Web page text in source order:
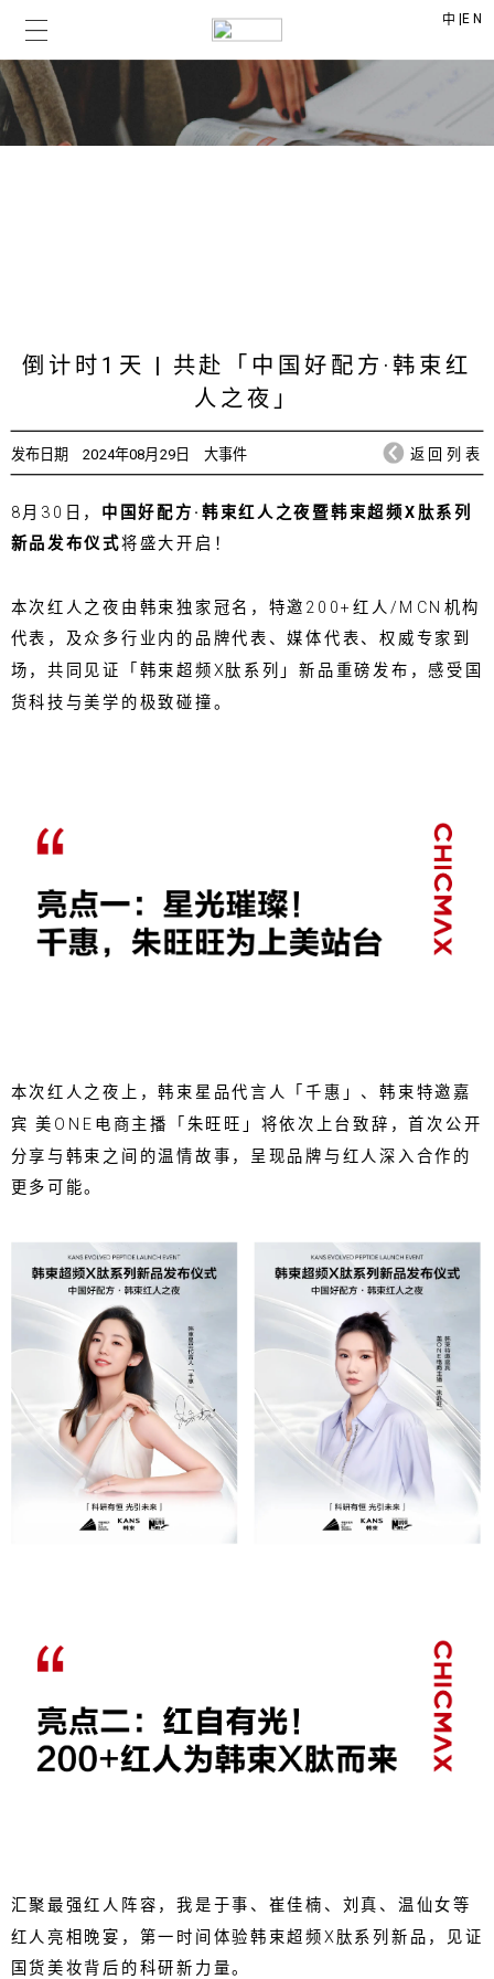
中 |EN
倒计时1天 | 共赴「中国好配方·韩束红
人之夜」
发布日期 2024年08月29日 大事件 返回列表
8月30日， 中国好配方·韩束红人之夜暨韩束超频X肽系列
新品发布仪式将盛大开启！
本次红人之夜由韩束独家冠名，特邀200+红人/MCN机构
代表，及众多行业内的品牌代表、媒体代表、权威专家到
场，共同见证「韩束超频X肽系列」新品重磅发布，感受国
货科技与美学的极致碰撞。
本次红人之夜上，韩束星品代言人「千惠」、韩束特邀嘉
宾 美ONE电商主播「朱旺旺」将依次上台致辞，首次公开
分享与韩束之间的温情故事，呈现品牌与红人深入合作的
更多可能。
汇聚最强红人阵容，我是于事、崔佳楠、刘真、温仙女等
红人亮相晚宴，第一时间体验韩束超频X肽系列新品，见证
国货美妆背后的科研新力量。